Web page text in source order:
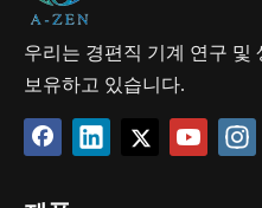
우리는 경편직 기계 연구 및
보유하고 있습니다.